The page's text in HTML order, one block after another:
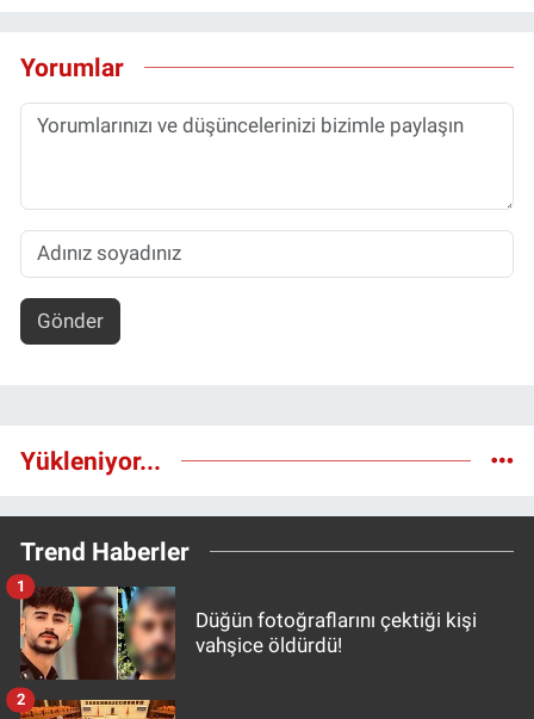
Yorumlar
Gönder
Yükleniyor...
Trend Haberler
Düğün fotoğraflarını çektiği kişi
vahşice öldürdü!
1
2